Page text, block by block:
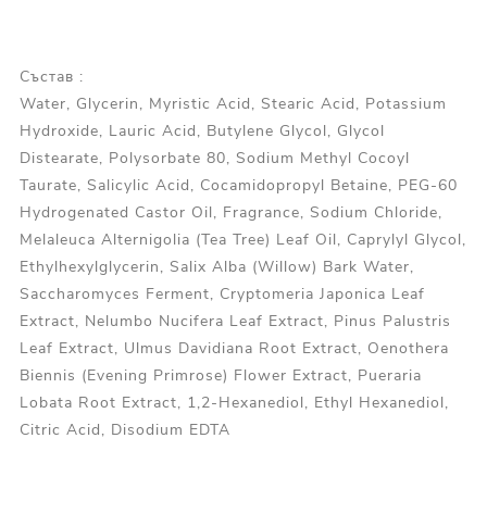
Състав :
Water, Glycerin, Myristic Acid, Stearic Acid, Potassium
Hydroxide, Lauric Acid, Butylene Glycol, Glycol
Distearate, Polysorbate 80, Sodium Methyl Cocoyl
Taurate, Salicylic Acid, Cocamidopropyl Betaine, PEG-60
Hydrogenated Castor Oil, Fragrance, Sodium Chloride,
Melaleuca Alternigolia (Tea Tree) Leaf Oil, Caprylyl Glycol,
Ethylhexylglycerin, Salix Alba (Willow) Bark Water,
Saccharomyces Ferment, Cryptomeria Japonica Leaf
Extract, Nelumbo Nucifera Leaf Extract, Pinus Palustris
Leaf Extract, Ulmus Davidiana Root Extract, Oenothera
Biennis (Evening Primrose) Flower Extract, Pueraria
Lobata Root Extract, 1,2-Hexanediol, Ethyl Hexanediol,
Citric Acid, Disodium EDTA